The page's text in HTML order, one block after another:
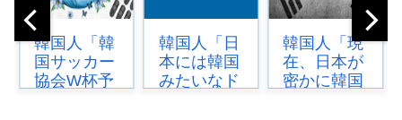
韓国人「日
本には韓国
みたいなド
韓国人「現
在、日本が
密かに韓国
【海外の反
応】今永昇
太、好調の